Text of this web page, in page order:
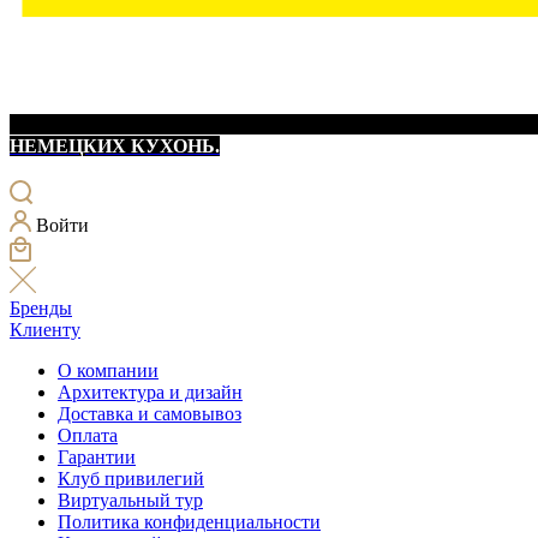
НЕМЕЦКИХ КУХОНЬ.
Войти
Бренды
Клиенту
О компании
Архитектура и дизайн
Доставка и самовывоз
Оплата
Гарантии
Клуб привилегий
Виртуальный тур
Политика конфиденциальности